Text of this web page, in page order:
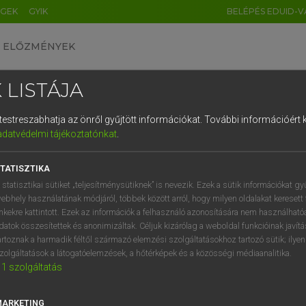
GYIK BELÉPÉS EDUID-
ELŐZMÉNYEK
uniós terminológiai szótár
VAN ELŐFIZETÉSED?
előfizetésem a teljes szócikk
NINCS ELŐFIZETÉSED?
LISTÁJA
az önről gyűjtött információkat. További információért
tájékoztatónkat.
statisztikai sütiket „teljesítménysütiknek” is nevezik. Ezek a sütik információkat
használatának módjáról, többek között arról, hogy milyen oldalakat keresett
kattintott. Ezek az információk a felhasználó azonosítására nem
összesítettek és anonimizáltak. Céljuk kizárólag a weboldal funkcióinak
a harmadik féltől származó elemzési szolgáltatásokhoz tartozó sütik;
a látogatóelemzések, a hőtérképek és a közösségi médiaanalitika.
1 szolgáltatás
DE CN FR ES IT NL
1 2 3 4 5 6 7 8 9
q w e r t z u i
a s d f g h j k l é
í y x c v b n m , .